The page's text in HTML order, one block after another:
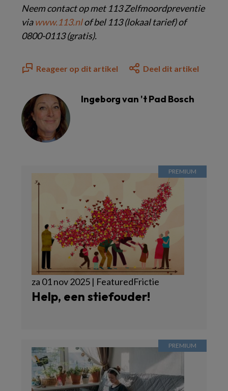
Neem contact op met 113 Zelfmoordpreventie
viawww.113.nlof bel 113 (lokaal tarief) of
0800-0113 (gratis).
Reageer op dit artikel Deel dit artikel
Ingeborg van 't Pad Bosch
za 01 nov 2025 | FeaturedFrictie
Help, een stiefouder!